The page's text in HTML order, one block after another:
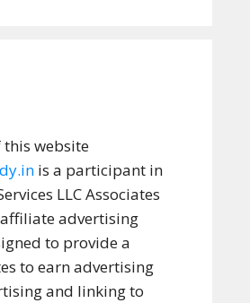
this website
is a participant in
LLC Associates
advertising
to provide a
to earn advertising
and linking to